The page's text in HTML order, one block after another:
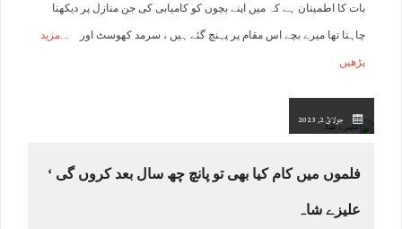
بات کا اطمینان ہے کہ میں اپنے بچوں کو کامیابی کی جن منازل پر دیکھنا
چاہتا تھا میرے بچے اس مقام پر پہنچ گئے ہیں ، سرمد کھوسٹ اور مزید
پڑھیں
جولائ 2, 2023
فلموں میں کام کیا بھی تو پانچ چھ سال بعد کروں گی ‘
علیزے شاہ